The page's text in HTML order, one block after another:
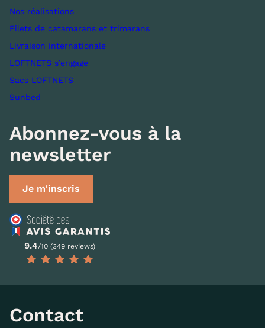
Nos réalisations
Filets de catamarans et trimarans
Livraison internationale
LOFTNETS s’engage
Sacs LOFTNETS
Sunbed
Abonnez-vous à la
newsletter
Je m'inscris
9.4/10 (349 reviews)
Contact